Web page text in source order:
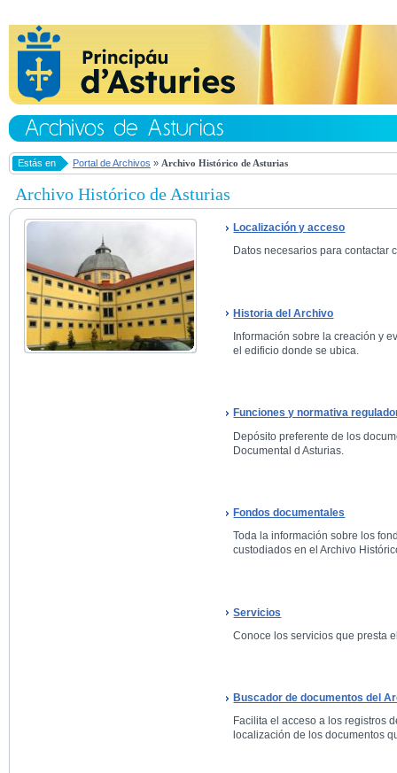
Estás en Portal de Archivos » Archivo Histórico de Asturias
Archivo Histórico de Asturias
Localización y acceso
Datos necesarios para contactar
Historia del Archivo
Información sobre la creación y
el edificio donde se ubica.
Funciones y normativa
Depósito preferente de los
Documental d Asturias.
Fondos documentales
Toda la información sobre los
custodiados en el Archivo
Servicios
Conoce los servicios que presta
Buscador de documentos del
Facilita el acceso a los registros
localización de los documentos